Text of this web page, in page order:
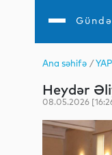
Gündəm
İqtisadiyyat
Analitika
Mədəniyyət
Müsahibə
Ana səhifə /
Heydər
08.05.2026